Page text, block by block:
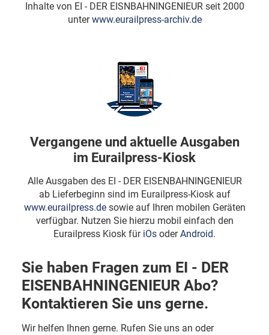
Inhalte von EI - DER EISNBAHNINGENIEUR seit 2000
unterwww.eurailpress-archiv.de
Vergangene und aktuelle Ausgaben
im Eurailpress-Kiosk
Alle Ausgaben des EI - DER EISENBAHNINGENIEUR
ab Lieferbeginn sind im Eurailpress-Kiosk auf
www.eurailpress.desowie auf Ihren mobilen Geräten
verfügbar. Nutzen Sie hierzu mobil einfach den
Eurailpress Kiosk für iOs oderAndroid.
Sie haben Fragen zum EI - DER
EISENBAHNINGENIEUR Abo?
Kontaktieren Sie uns gerne.
Wir helfen Ihnen gerne. Rufen Sie uns an oder